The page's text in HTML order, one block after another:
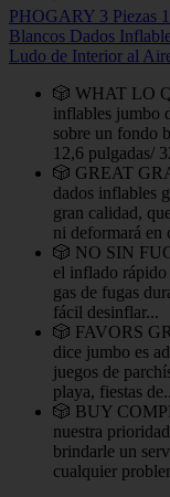
PHOGARY 3 Piezas
Blancos Dados
Ludo de Interior al
🎲 WHAT LO
inflables jumbo
sobre un fondo
12,6 pulgadas/
🎲 GREAT
dados inflables
gran calidad,
ni deformará en
🎲 NO SIN
el inflado rápido
gas de fugas
fácil desinflar...
🎲 FAVORS
dice jumbo es
juegos de
playa, fiestas
🎲 BUY
nuestra
brindarle un
cualquier